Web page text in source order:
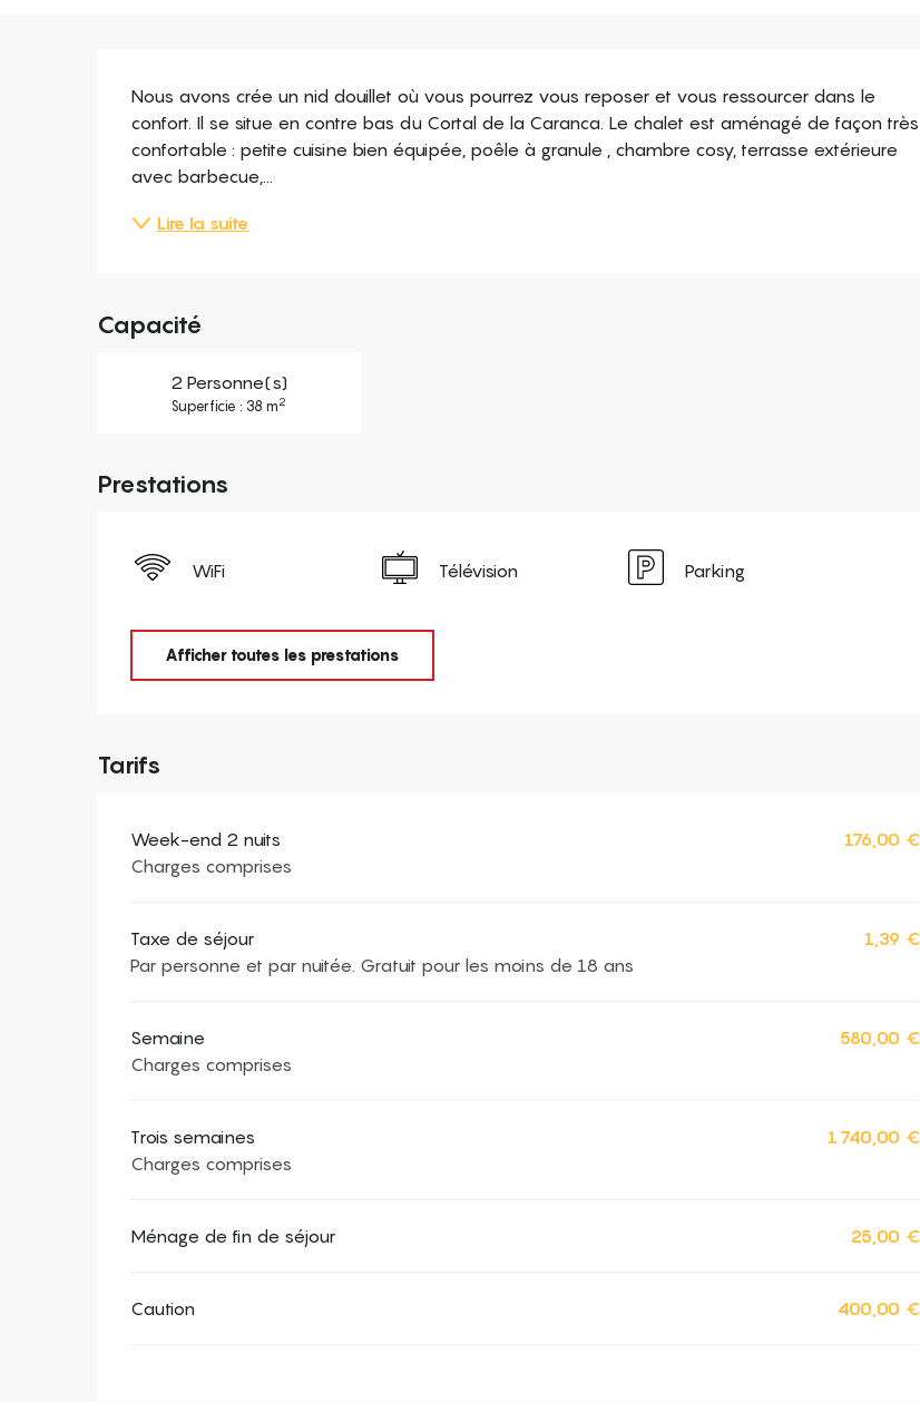
Description
Nous avons crée un nid douillet où vous pourrez vous reposer et vous ressourcer dans le
confort. Il se situe en contre bas du Cortal de la Caranca. Le chalet est aménagé de façon très
confortable : petite cuisine bien équipée, poêle à granule , chambre cosy, terrasse extérieure
avec barbecue,...
Lire la suite
Capacité
2 Personne(s)
Superficie : 38 m2
Prestations
WiFi Télévision Parking
Afficher toutes les prestations
Tarifs
Week-end 2 nuits
Charges comprises
176,00 €
Taxe de séjour
Par personne et par nuitée. Gratuit pour les moins de 18 ans
1,39 €
Semaine
Charges comprises
580,00 €
Trois semaines
Charges comprises
1 740,00 €
Ménage de fin de séjour 25,00 €
Caution 400,00 €